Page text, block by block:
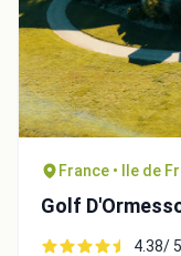
France • Ile de
Golf
4.38/